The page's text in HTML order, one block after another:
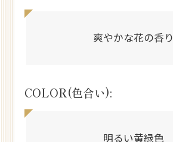
爽やかな花の香り
COLOR(色合い):
明るい黄緑色